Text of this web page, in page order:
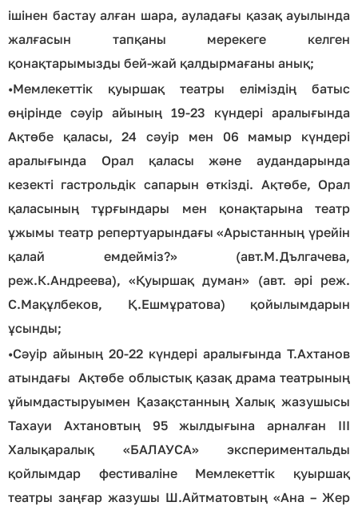
ішінен бастау алған шара, ауладағы қазақ ауылында
жалғасын тапқаны мерекеге келген
қонақтарымызды бей-жай қалдырмағаны анық;
•Мемлекеттік қуыршақ театры еліміздің батыс
өңірінде сәуір айының 19-23 күндері аралығында
Ақтөбе қаласы, 24 сәуір мен 06 мамыр күндері
аралығында Орал қаласы және аудандарында
кезекті гастрольдік сапарын өткізді. Ақтөбе, Орал
қаласының тұрғындары мен қонақтарына театр
ұжымы театр репертуарындағы «Арыстанның үрейін
қалай емдейміз?» (авт.М.Дългачева,
реж.К.Андреева), «Қуыршақ думан» (авт. әрі реж.
С.Мақұлбеков, Қ.Ешмұратова) қойылымдарын
ұсынды;
•Сәуір айының 20-22 күндері аралығында Т.Ахтанов
атындағы Ақтөбе облыстық қазақ драма театрының
ұйымдастыруымен Қазақстанның Халық жазушысы
Тахауи Ахтановтың 95 жылдығына арналған III
Халықаралық «БАЛАУСА» экспериментальды
қойлымдар фестиваліне Мемлекеттік қуыршақ
театры заңғар жазушы Ш.Айтматовтың «Ана – Жер